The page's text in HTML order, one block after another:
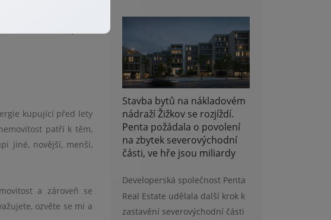
na burze mu sice
růstu cen, proto
kupující před lety
patří k těm,
jiné, novější, menší,
a zároveň se
ozvěte se mi a
Stavba bytů na nákladovém
nádraží Žižkov se rozjíždí.
Penta požádala o povolení
na zbytek severovýchodní
části, ve hře jsou miliardy
Developerská společnost Penta
Real Estate udělala další krok k
zastavění severovýchodní části